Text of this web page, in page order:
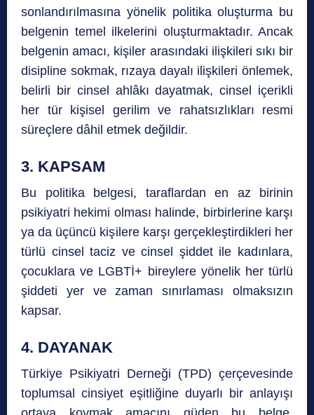
sonlandırılmasına yönelik politika oluşturma bu
belgenin temel ilkelerini oluşturmaktadır. Ancak
belgenin amacı, kişiler arasındaki ilişkileri sıkı bir
disipline sokmak, rızaya dayalı ilişkileri önlemek,
belirli bir cinsel ahlâkı dayatmak, cinsel içerikli
her tür kişisel gerilim ve rahatsızlıkları resmi
süreçlere dâhil etmek değildir.
3. KAPSAM
Bu politika belgesi, taraflardan en az birinin
psikiyatri hekimi olması halinde, birbirlerine karşı
ya da üçüncü kişilere karşı gerçekleştirdikleri her
türlü cinsel taciz ve cinsel şiddet ile kadınlara,
çocuklara ve LGBTİ+ bireylere yönelik her türlü
şiddeti yer ve zaman sınırlaması olmaksızın
kapsar.
4. DAYANAK
Türkiye Psikiyatri Derneği (TPD) çerçevesinde
toplumsal cinsiyet eşitliğine duyarlı bir anlayışı